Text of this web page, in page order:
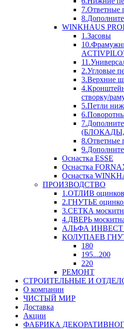
7.Ответные
WINKHAUS
1.Засовы
2.Угловые
3.Верхние
створку/
5.Петли
Оснастка ESSE
Оснастка
Оснастка
ПРОИЗВОДСТВО
1.ОТЛИВ
2.ГНУТЬЕ
3.СЕТКА
4.ДВЕРЬ
АЛЬФА ИНВЕСТ
КОЛУПАЕВ
180
195...200
220
РЕМОНТ
СТРОИТЕЛЬНЫЕ И
О компании
ЧИСТЫЙ МИР
Доставка
Акции
ФАБРИКА